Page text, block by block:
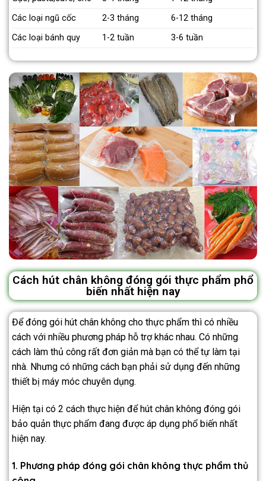
Các loại ngũ cốc
2-3 tháng
6-12 tháng
Các loại bánh quy
1-2 tuần 3-6 tuần
Cách hút chân không đóng gói thực phẩm phổ
biến nhất hiện nay
Để đóng gói hút chân không cho thực phẩm thì có nhiều
cách với nhiều phương pháp hỗ trợ khác nhau. Có những
cách làm thủ công rất đơn giản mà bạn có thể tự làm tại
nhà. Nhưng có những cách bạn phải sử dụng đến những
thiết bị máy móc chuyên dụng.
Hiện tại có 2 cách thực hiện để hút chân không đóng gói
bảo quản thực phẩm đang được áp dụng phổ biến nhất
hiện nay.
1. Phương pháp đóng gói chân không thực phẩm thủ